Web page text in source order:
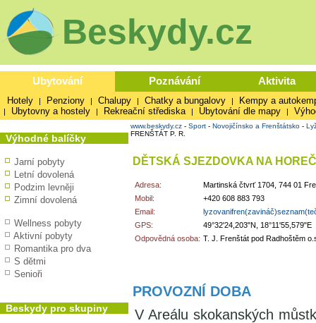
Beskydy.cz
Ubytování Poznávání Aktivita
Hotely | Penziony | Chalupy | Chatky a bungalovy | Kempy a
| Ubytovny a hostely | Rekreační střediska | Ubytování dle mapy |
Výhodné balíčky
Jarní pobyty
Letní dovolená
Podzim levněji
Zimní dovolená
Wellness pobyty
Aktivní pobyty
Romantika pro dva
S dětmi
Senioři
Beskydy pro skupiny
www.beskydy.cz - Sport - Novojičínsko a Frenštátsko -
FRENŠTÁT P. R.
DĚTSKÁ SJEZDOVKA NA
Adresa:
Martinská čtvrť 1704, 744 01
Mobil:
+420 608 883 793
Email:
GPS:
49°32'24,203"N, 18°11'55,579"E
Odpovědná osoba: T. J. Frenštát pod Radhoštěm
PROVOZNÍ DOBA
V Areálu skokanských